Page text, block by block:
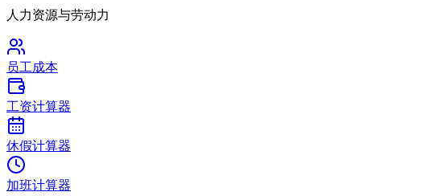
人力资源与劳动力
员工成本
工资计算器
休假计算器
加班计算器